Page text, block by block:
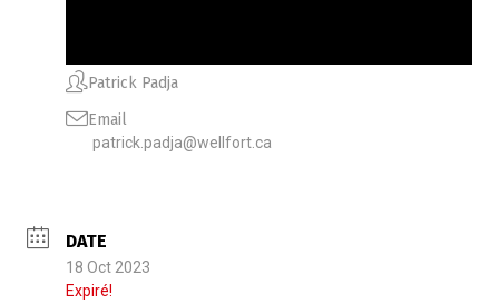
Patrick Padja
Email
patrick.padja@wellfort.ca
DATE
18 Oct 2023
Expiré!